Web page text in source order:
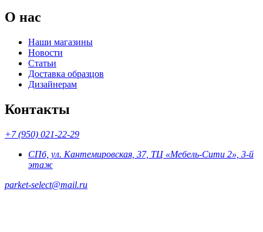
О нас
Наши магазины
Новости
Статьи
Доставка образцов
Дизайнерам
Контакты
+7 (950) 021-22-29
СПб, ул. Кантемировская, 37, ТЦ «Мебель-Сити 2», 3-й
этаж
parket-select@mail.ru